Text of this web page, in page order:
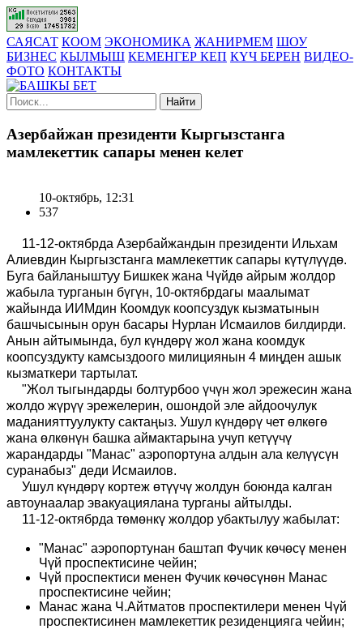
САЯСАТ КООМ ЭКОНОМИКА ЖАНИРМЕМ ШОУ
БИЗНЕС КЫЛМЫШ КЕМЕНГЕР КЕП КҮЧ БЕРЕН ВИДЕО-
ФОТО КОНТАКТЫ
Найти
Азербайжан президенти Кыргызстанга
мамлекеттик сапары менен келет
10-октябрь, 12:31
537
11-12-октябрда Азербайжандын президенти Ильхам
Алиевдин Кыргызстанга мамлекеттик сапары күтүлүүдө.
Буга байланыштуу Бишкек жана Чүйдө айрым жолдор
жабыла турганын бүгүн, 10-октябрдагы маалымат
жайында ИИМдин Коомдук коопсуздук кызматынын
башчысынын орун басары Нурлан Исмаилов билдирди.
Анын айтымында, бул күндөрү жол жана коомдук
коопсуздукту камсыздоого милициянын 4 миңден ашык
кызматкери тартылат.
"Жол тыгындарды болтурбоо үчүн жол эрежесин жана
жолдо жүрүү эрежелерин, ошондой эле айдоочулук
маданияттуулукту сактаңыз. Ушул күндөрү чет өлкөгө
жана өлкөнүн башка аймактарына учуп кетүүчү
жарандарды "Манас" аэропортуна алдын ала келүүсүн
суранабыз" деди Исмаилов.
Ушул күндөрү кортеж өтүүчү жолдун боюнда калган
автоунаалар эвакуациялана турганы айтылды.
11-12-октябрда төмөнкү жолдор убактылуу жабылат:
"Манас" аэропортунан баштап Фучик көчөсү менен
Чүй проспектисине чейин;
Чүй проспектиси менен Фучик көчөсүнөн Манас
проспектисине чейин;
Манас жана Ч.Айтматов проспектилери менен Чүй
проспектисинен мамлекеттик резиденцияга чейин;